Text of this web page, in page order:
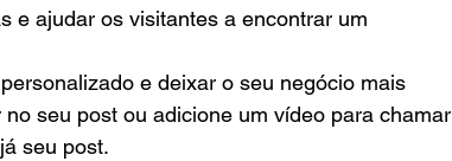
e ajudar os visitantes a encontrar um
seu post ou adicione um vídeo para chamar
seu post.